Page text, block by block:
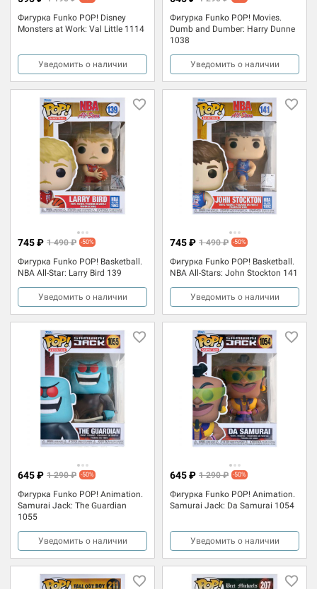
Фигурка Funko POP! Disney
Monsters at Work: Val Little 1114
Уведомить о наличии
Фигурка Funko POP! Movies.
Dumb and Dumber: Harry Dunne
1038
Уведомить о наличии
Фигурка Funko POP! Basketball.
NBA All-Star: Larry Bird 139
745 ₽ 1 490 ₽ -50%
Уведомить о наличии
Фигурка Funko POP! Basketball.
NBA All-Stars: John Stockton 141
745 ₽ 1 490 ₽ -50%
Уведомить о наличии
Фигурка Funko POP! Animation.
Samurai Jack: The Guardian
1055
645 ₽ 1 290 ₽ -50%
Уведомить о наличии
Фигурка Funko POP! Animation.
Samurai Jack: Da Samurai 1054
645 ₽ 1 290 ₽ -50%
Уведомить о наличии